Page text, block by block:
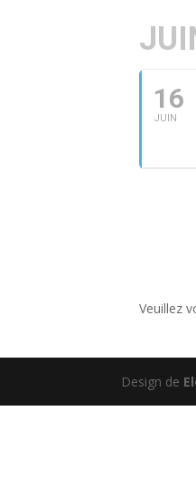
16
JUIN
Veuillez
Design de